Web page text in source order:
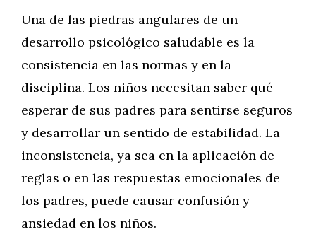
Una de las piedras angulares de un
desarrollo psicológico saludable es la
consistencia en las normas y en la
disciplina. Los niños necesitan saber qué
esperar de sus padres para sentirse seguros
y desarrollar un sentido de estabilidad. La
inconsistencia, ya sea en la aplicación de
reglas o en las respuestas emocionales de
los padres, puede causar confusión y
ansiedad en los niños.